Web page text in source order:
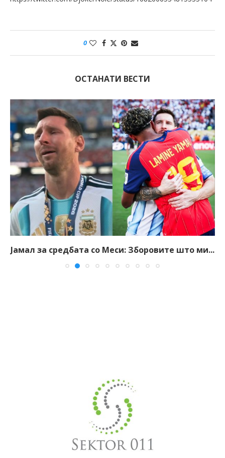
0
ОСТАНАТИ ВЕСТИ
Јамал за средбата со Меси: Зборовите што ми...